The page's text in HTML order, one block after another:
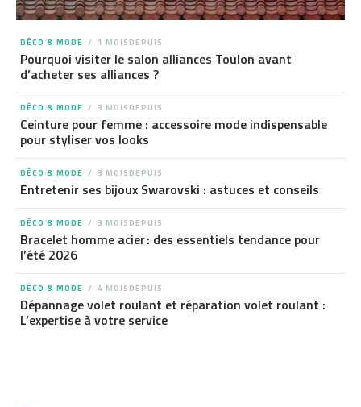
DÉCO & MODE 1 MOISDEPUIS
Pourquoi visiter le salon alliances Toulon avant
d’acheter ses alliances ?
DÉCO & MODE 3 MOISDEPUIS
Ceinture pour femme : accessoire mode indispensable
pour styliser vos looks
DÉCO & MODE 3 MOISDEPUIS
Entretenir ses bijoux Swarovski : astuces et conseils
DÉCO & MODE 3 MOISDEPUIS
Bracelet homme acier : des essentiels tendance pour
l’été 2026
DÉCO & MODE 4 MOISDEPUIS
Dépannage volet roulant et réparation volet roulant :
L’expertise à votre service